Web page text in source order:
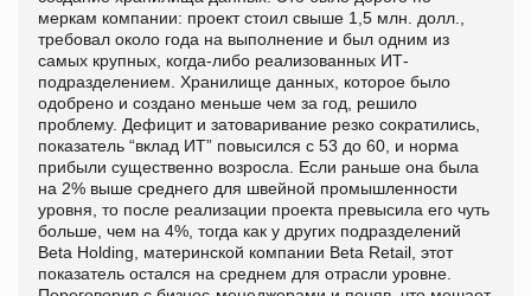
меркам компании: проект стоил свыше 1,5 млн. долл.,
требовал около года на выполнение и был одним из
самых крупных, когда-либо реализованных ИТ-
подразделением. Хранилище данных, которое было
одобрено и создано меньше чем за год, решило
проблему. Дефицит и затоваривание резко сократились,
показатель “вклад ИТ” повысился с 53 до 60, и норма
прибыли существенно возросла. Если раньше она была
на 2% выше среднего для швейной промышленности
уровня, то после реализации проекта превысила его чуть
больше, чем на 4%, тогда как у других подразделений
Beta Holding, материнской компании Beta Retail, этот
показатель остался на среднем для отрасли уровне.